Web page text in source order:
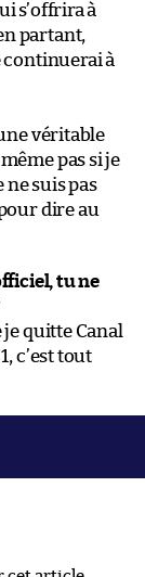
s’offrira à
partant,
continuerai à
véritable
pas si je
ne suis pas
dire au
tu ne
quitte Canal
c’est tout